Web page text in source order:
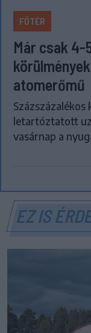
FŐTÉR
Már csak 4-
atomerőmű
letartóztatott
vasárnap a
EZ IS